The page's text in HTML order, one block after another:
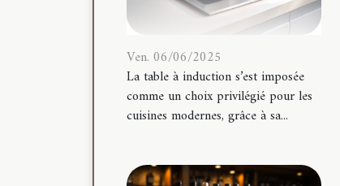
Ven. 06/06/2025
La table à induction s’est imposée
comme un choix privilégié pour les
cuisines modernes, grâce à sa...